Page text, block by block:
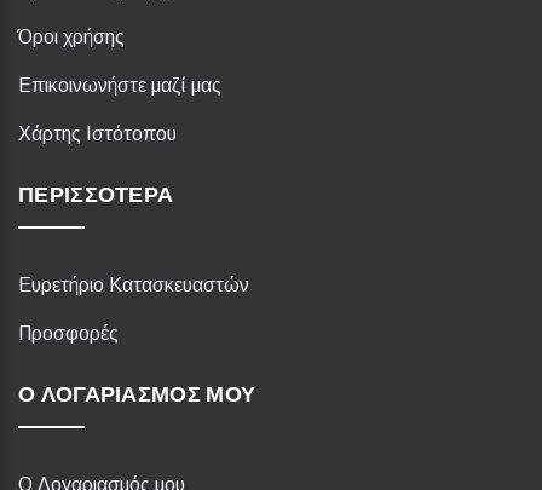
Όροι χρήσης
Επικοινωνήστε μαζί μας
Χάρτης Ιστότοπου
ΠΕΡΙΣΣΌΤΕΡΑ
Ευρετήριο Κατασκευαστών
Προσφορές
Ο ΛΟΓΑΡΙΑΣΜΌΣ ΜΟΥ
Ο Λογαριασμός μου